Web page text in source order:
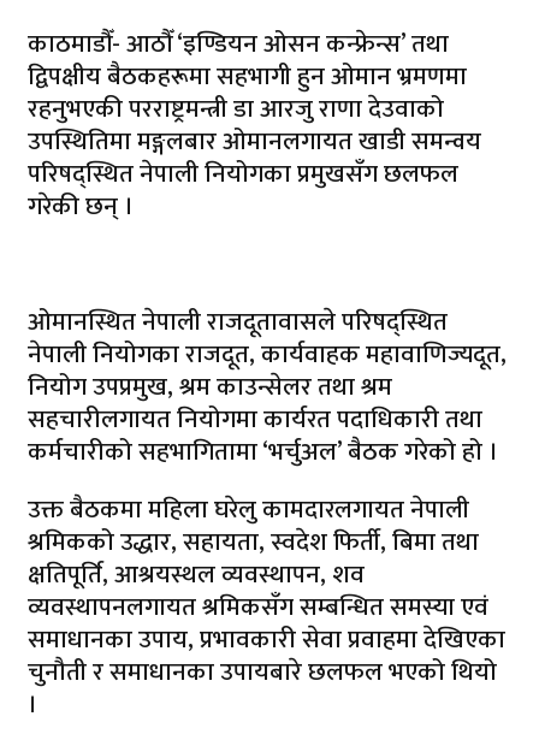
काठमाडौँ- आठौँ ‘इण्डियन ओसन कन्फ्रेन्स’ तथा
द्विपक्षीय बैठकहरूमा सहभागी हुन ओमान भ्रमणमा
रहनुभएकी परराष्ट्रमन्त्री डा आरजु राणा देउवाको
उपस्थितिमा मङ्गलबार ओमानलगायत खाडी समन्वय
परिषद्स्थित नेपाली नियोगका प्रमुखसँग छलफल
गरेकी छन् ।
ओमानस्थित नेपाली राजदूतावासले परिषद्स्थित
नेपाली नियोगका राजदूत, कार्यवाहक महावाणिज्यदूत,
नियोग उपप्रमुख, श्रम काउन्सेलर तथा श्रम
सहचारीलगायत नियोगमा कार्यरत पदाधिकारी तथा
कर्मचारीको सहभागितामा ‘भर्चुअल’ बैठक गरेको हो ।
उक्त बैठकमा महिला घरेलु कामदारलगायत नेपाली
श्रमिकको उद्धार, सहायता, स्वदेश फिर्ती, बिमा तथा
क्षतिपूर्ति, आश्रयस्थल व्यवस्थापन, शव
व्यवस्थापनलगायत श्रमिकसँग सम्बन्धित समस्या एवं
समाधानका उपाय, प्रभावकारी सेवा प्रवाहमा देखिएका
चुनौती र समाधानका उपायबारे छलफल भएको थियो
।